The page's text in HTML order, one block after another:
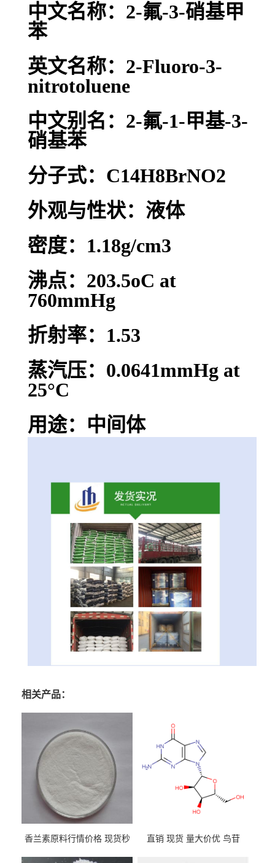
中文名称：2-氟-3-硝基甲
苯
英文名称：2-Fluoro-3-
nitrotoluene
中文别名：2-氟-1-甲基-3-
硝基苯
分子式：C14H8BrNO2
外观与性状：液体
密度：1.18g/cm3
沸点：203.5oC at
760mmHg
折射率：1.53
蒸汽压：0.0641mmHg at
25°C
用途：中间体
相关产品：
香兰素原料行情价格 现货秒
直销 现货 量大价优 鸟苷